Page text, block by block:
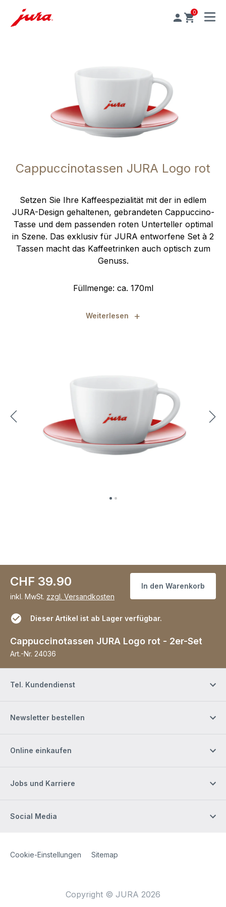
0
MENU
Cappuccinotassen JURA Logo rot
Setzen Sie Ihre Kaffeespezialität mit der in edlem
JURA-Design gehaltenen, gebrandeten Cappuccino-
Tasse und dem passenden roten Unterteller optimal
in Szene. Das exklusiv für JURA entworfene Set à 2
Tassen macht das Kaffeetrinken auch optisch zum
Genuss.
Füllmenge: ca. 170ml
Weiterlesen +
CHF 39.90
inkl. MwSt. zzgl. Versandkosten
In den Warenkorb
Dieser Artikel ist ab Lager verfügbar.
Cappuccinotassen JURA Logo rot - 2er-Set
Art.-Nr. 24036
Tel. Kundendienst
Newsletter bestellen
Online einkaufen
Jobs und Karriere
Social Media
Site Web
[Website information]
Cookie-Einstellungen Sitemap
Copyright © JURA 2026